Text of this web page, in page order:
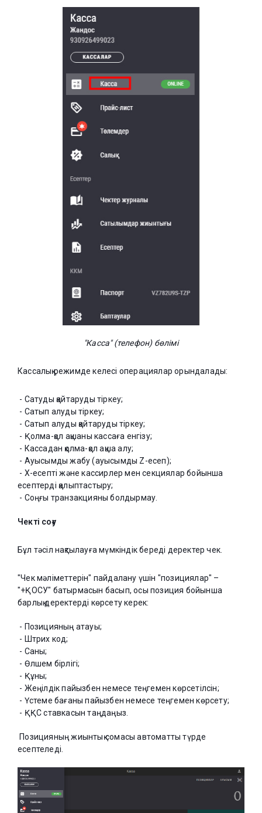
"Касса" (телефон) бөлімі
Кассалық режимде келесі операциялар орындалады:
- Сатуды қайтаруды тіркеу;
- Сатып алуды тіркеу;
- Сатып алуды қайтаруды тіркеу;
- Қолма-қол ақшаны кассаға енгізу;
- Кассадан қолма-қол ақша алу;
- Ауысымды жабу (ауысымды Z-есеп);
- X-есепті және кассирлер мен секциялар бойынша
есептерді қалыптастыру;
- Соңғы транзакцияны болдырмау.
Чекті соғу
Бұл тәсіл нақтылауға мүмкіндік береді деректер чек.
"Чек мәліметтерін" пайдалану үшін "позициялар" –
"+ҚОСУ" батырмасын басып, осы позиция бойынша
барлық деректерді көрсету керек:
- Позицияның атауы;
- Штрих код;
- Саны;
- Өлшем бірлігі;
- Құны;
- Жеңілдік пайызбен немесе теңгемен көрсетілсін;
- Үстеме бағаны пайызбен немесе теңгемен көрсету;
- ҚҚС ставкасын таңдаңыз.
Позицияның жиынтық сомасы автоматты түрде
есептеледі.